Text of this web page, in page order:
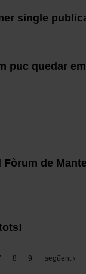
single
puc quedar
de
pàgina
8 pàgina
9
pàgina
següent ›